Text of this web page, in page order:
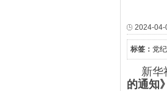
2024-04-
标签： 党
新华
的通知》